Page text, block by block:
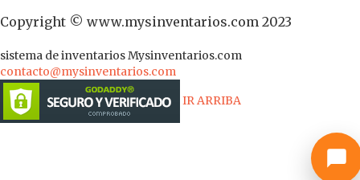
Copyright © www.mysinventarios.com 2023
sistema de inventariosMysinventarios.com
contacto@mysinventarios.com
IR ARRIBA